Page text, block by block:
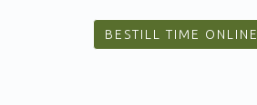
BESTILL TIME ONLINE